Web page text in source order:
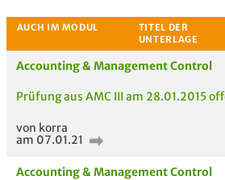
Accounting & Management Control
Prüfung aus AMC III am 28.01.2015
von korra
am 07.01.21
Accounting & Management Control